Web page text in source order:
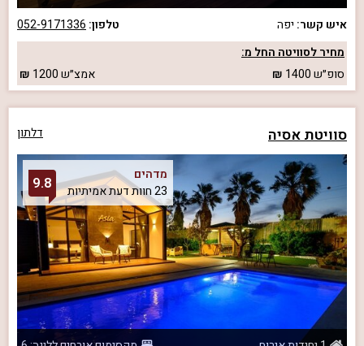
איש קשר: יפה טלפון: 052-9171336
מחיר לסוויטה החל מ:
סופ״ש1400 אמצ״ש1200
סוויטת אסיה דלתון
מדהים
23 חוות דעת אמיתיות
9.8